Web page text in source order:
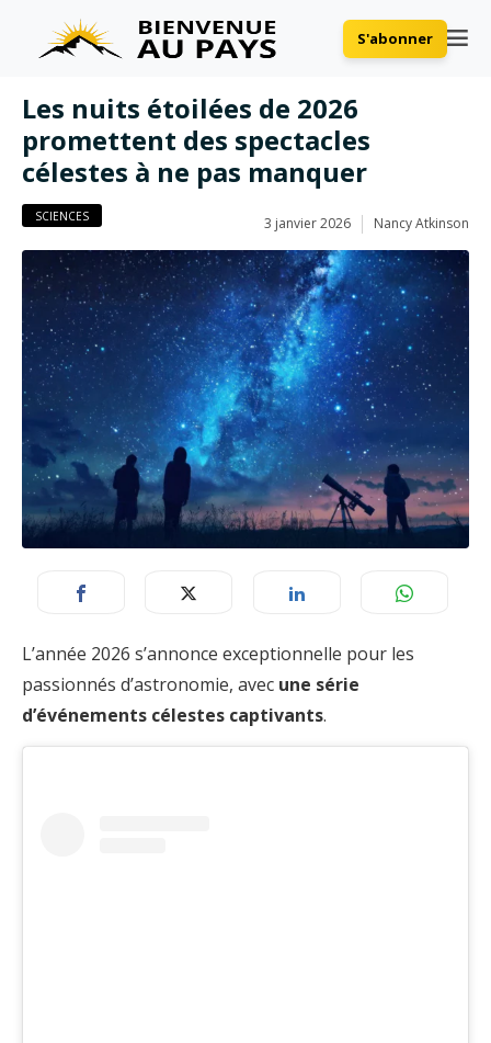
S'abonner
Les nuits étoilées de 2026
promettent des spectacles
célestes à ne pas manquer
SCIENCES 3 janvier 2026 Nancy Atkinson
L’année 2026 s’annonce exceptionnelle pour les
passionnés d’astronomie, avec une série
d’événements célestes captivants.